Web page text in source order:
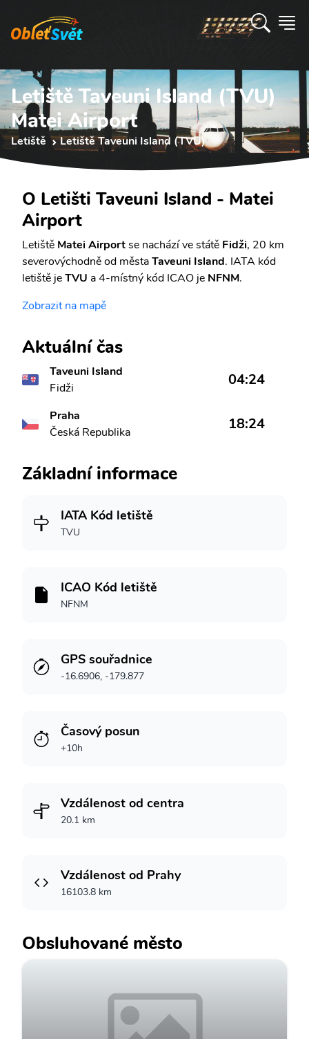
Letiště Taveuni Island (TVU)
Matei Airport
Letiště Letiště Taveuni Island (TVU)
O Letišti Taveuni Island - Matei
Airport
Letiště Matei Airportse nachází ve státě Fidži, 20 km
severovýchodně od městaTaveuni Island. IATA kód
letiště jeTVU a 4-místný kód ICAO je NFNM.
Zobrazit na mapě
Aktuální čas
Taveuni Island
Fidži
04:24
Praha
Česká Republika
18:24
Základní informace
IATA Kód letiště
TVU
ICAO Kód letiště
NFNM
GPS souřadnice
-16.6906, -179.877
Časový posun
+10h
Vzdálenost od centra
20.1 km
Vzdálenost od Prahy
16103.8 km
Obsluhované město